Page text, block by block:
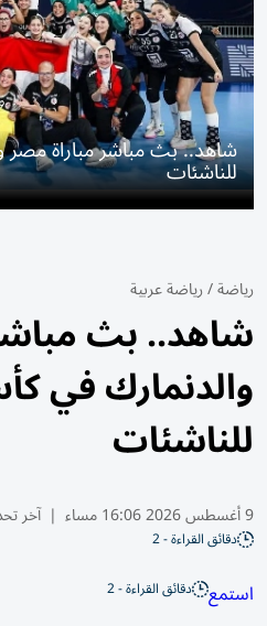
شاهد.. بث مباشر مباراة مصر
للناشئات
رياضة/رياضة عربية
شاهد.. بث
والدنمارك في
للناشئات
9 أغسطس 2026 16:06 مساء | آخر
دقائق القراءة - 2
استمع دقائق القراءة - 2